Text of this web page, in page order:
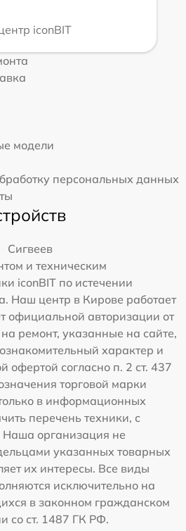
iconBIT
модели
персональных данных
Сигвеев
и техническим
iconBIT по истечении
Наш центр в Кирове работает
официальной авторизации от
ремонт, указанные на сайте,
характер и
офертой согласно п. 2 ст. 437
торговой марки
в информационных
перечень техники, с
Наша организация не
указанных товарных
их интересы. Все виды
исключительно на
в законном гражданском
со ст. 1487 ГК РФ.